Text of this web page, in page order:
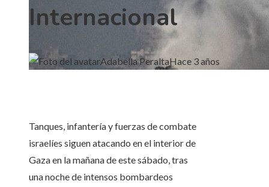
Internacional
Adabella PeraltaHace 3 años
Tanques, infantería y fuerzas de combate
israelíes siguen atacando en el interior de
Gaza en la mañana de este sábado, tras
una noche de intensos bombardeos